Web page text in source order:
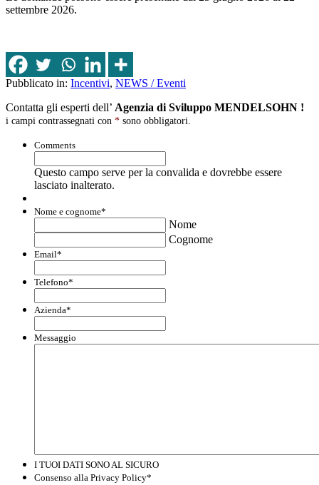
settembre 2026.
Pubblicato in: Incentivi, NEWS / Eventi
Contatta gli esperti dell’ Agenzia di Sviluppo MENDELSOHN !
i campi contrassegnati con * sono obbligatori.
Comments
Questo campo serve per la convalida e dovrebbe essere
lasciato inalterato.
Nome e cognome*
Nome
Cognome
Email*
Telefono*
Azienda*
Messaggio
I TUOI DATI SONO AL SICURO
Consenso alla Privacy Policy*